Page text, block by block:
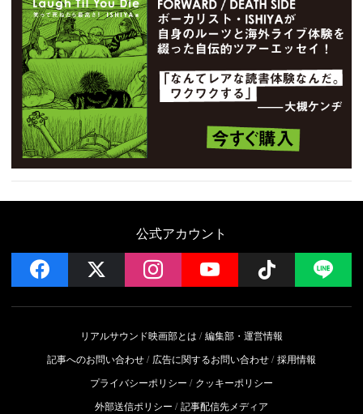
公式アカウント
facebook instagramYouTube Follow
リアルサウンド映画部とは
編集部・運営情報
記事へのお問い合わせ
広告に関するお問い合わせ 採用情報
プライバシーポリシー
クッキーポリシー
外部送信ポリシー
記事配信先メディア